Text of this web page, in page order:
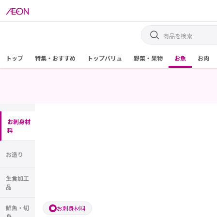
トップ 特集・おすすめ トップバリュ 野菜・果物 お魚 お肉
お刺身材
料
お造り
生食加工
品
鮮魚・切
お刺身材料